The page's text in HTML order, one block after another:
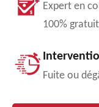
Expert en
100%
Fuite ou